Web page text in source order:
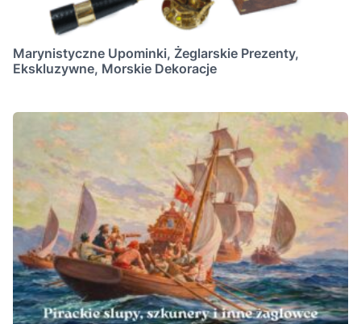
Marynistyczne Upominki, Żeglarskie Prezenty,
Ekskluzywne, Morskie Dekoracje